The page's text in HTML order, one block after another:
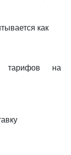
как
тарифов на